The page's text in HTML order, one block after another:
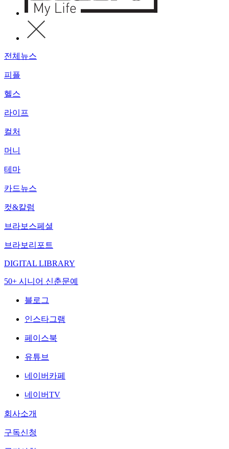
전체뉴스
피플
헬스
라이프
컬처
머니
테마
카드뉴스
컷&칼럼
브라보스페셜
브라보리포트
DIGITAL LIBRARY
50+ 시니어 신춘문예
블로그
인스타그램
페이스북
유튜브
네이버카페
네이버TV
회사소개
구독신청